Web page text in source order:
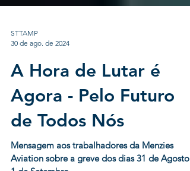
STTAMP
30 de ago. de 2024
A Hora de Lutar é
Agora - Pelo Futuro
de Todos Nós